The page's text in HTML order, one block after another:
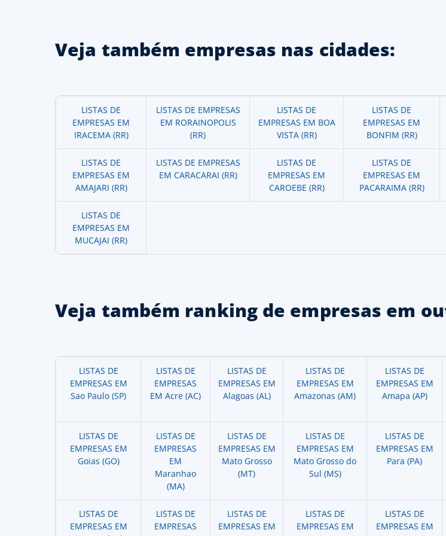
Veja também empresas nas cidades:
LISTAS DE
EMPRESAS EM
IRACEMA (RR)
LISTAS DE EMPRESAS
EM RORAINOPOLIS
(RR)
LISTAS DE
EMPRESAS EM BOA
VISTA (RR)
LISTAS DE
EMPRESAS EM
BONFIM (RR)
LISTAS DE
EMPRESAS EM
AMAJARI (RR)
LISTAS DE EMPRESAS
EM CARACARAI (RR)
LISTAS DE
EMPRESAS EM
CAROEBE (RR)
LISTAS DE
EMPRESAS EM
PACARAIMA (RR)
LISTAS DE
EMPRESAS EM
MUCAJAI (RR)
Veja também ranking de empresas em
LISTAS DE
EMPRESAS EM
Sao Paulo (SP)
LISTAS DE
EMPRESAS
EM Acre (AC)
LISTAS DE
EMPRESAS EM
Alagoas (AL)
LISTAS DE
EMPRESAS EM
Amazonas (AM)
LISTAS DE
EMPRESAS EM
Amapa (AP)
LISTAS DE
EMPRESAS EM
Goias (GO)
LISTAS DE
EMPRESAS
EM
Maranhao
(MA)
LISTAS DE
EMPRESAS EM
Mato Grosso
(MT)
LISTAS DE
EMPRESAS EM
Mato Grosso do
Sul (MS)
LISTAS DE
EMPRESAS EM
Para (PA)
LISTAS DE
EMPRESAS EM
LISTAS DE
EMPRESAS
LISTAS DE
EMPRESAS EM
LISTAS DE
EMPRESAS EM
LISTAS DE
EMPRESAS EM